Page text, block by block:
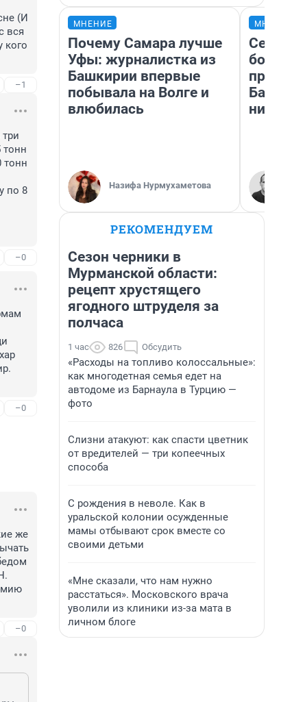
(И
вся
кого
–1
тонн
тонн
по 8
–0
–0
же
–0
МНЕНИЕ
Почему Самара лучше
Уфы: журналистка из
Башкирии впервые
побывала на Волге и
влюбилась
Назифа Нурмухаметова
них
РЕКОМЕНДУЕМ
Сезон черники в
Мурманской области:
рецепт хрустящего
ягодного штруделя за
полчаса
1 час 826 Обсудить
«Расходы на топливо колоссальные»:
как многодетная семья едет на
автодоме из Барнаула в Турцию —
фото
Слизни атакуют: как спасти цветник
от вредителей — три копеечных
способа
С рождения в неволе. Как в
уральской колонии осужденные
мамы отбывают срок вместе со
своими детьми
«Мне сказали, что нам нужно
расстаться». Московского врача
уволили из клиники из-за мата в
личном блоге